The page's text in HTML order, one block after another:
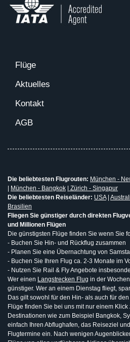
Flüge
Aktuelles
Kontakt
AGB
Die beliebtesten Flugrouten: München -
München - Bangkok
Zürich - Singapur
Die beliebtesten Reiseländer: USA|
Brasilien
Fliegen Sie günstiger durch direkten
und Millionen Flügen
Die günstigsten Flüge finden Sie wenn Sie
- Buchen Sie Hin- und Rückflug zusammen
- Planen Sie eine Übernachtung von
- Buchen Sie Ihren Flug ca. 2-3 Monate im
- Nutzen Sie Rail & Fly Angebote
Wer einen Langstrecken Flug in der
günstiger. Wer an einem Dienstag fliegt,
Das gilt sowohl für den Hin- als auch für
Flüge finden Sie bei uns mit nur einem Klick
Destinationen wie zum Beispiel Bangkok,
einfach Ihren Abflughafen, das Reiseziel
Flugtermine ein. Nach wenigen